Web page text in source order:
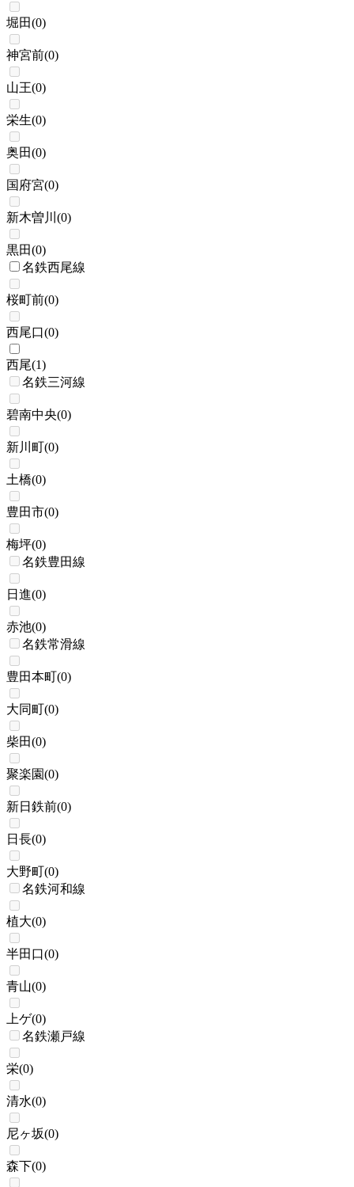
堀田(0)
神宮前(0)
山王(0)
栄生(0)
奥田(0)
国府宮(0)
新木曽川 (0)
黒田(0)
名鉄西尾線
桜町前(0)
西尾口(0)
西尾(1)
名鉄三河線
碧南中央(0)
新川町(0)
土橋(0)
豊田市(0)
梅坪(0)
名鉄豊田線
日進(0)
赤池(0)
名鉄常滑線
豊田本町(0)
大同町(0)
柴田(0)
聚楽園(0)
新日鉄前(0)
日長(0)
大野町(0)
名鉄河和線
植大(0)
半田口(0)
青山(0)
上ゲ(0)
名鉄瀬戸線
栄(0)
清水(0)
尼ヶ坂(0)
森下(0)